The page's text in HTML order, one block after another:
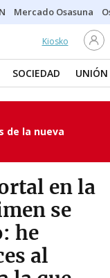
Mercado Osasuna
Kiosko
SOCIEDAD UNIÓN
de la nueva
en la
se
he
al